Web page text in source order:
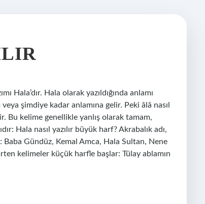
Hala’dır. Hala olarak yazıldığında anlamı
şimdiye kadar anlamına gelir. Peki âlâ nasıl
Bu kelime genellikle yanlış olarak tamam,
Hala nasıl yazılır büyük harf? Akrabalık adı,
Gündüz, Kemal Amca, Hala Sultan, Nene
kelimeler küçük harfle başlar: Tülay ablamın